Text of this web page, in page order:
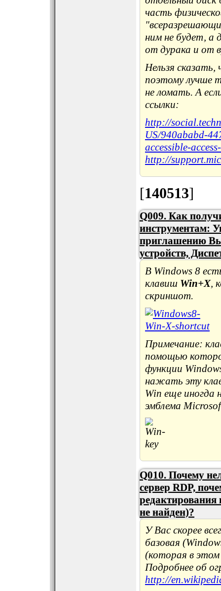
часть
ним не будет, а
от дурака и от
Нельзя сказать,
поэтому лучше
не ломать. А
ссылки:
http://
US/940ababd-
accessible-
http://
[140513]
Q009. Как
инструментам:
приглашению
устройств,
В Windows 8
клавиш Win+X,
скриншот.
Примечание:
помощью
функции
нажать эту
Win еще иногда
эмблема
Q010. Почему
сервер RDP,
редактирования
не найден)?
У Вас скорее
базовая
(которая в
Подробнее об
http://